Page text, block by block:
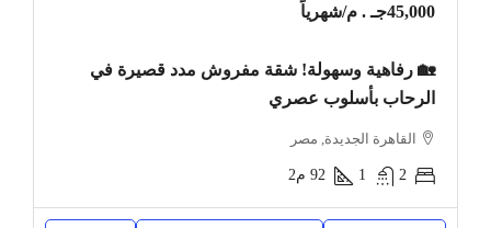
45,000جـ . م /شهرياً
🏡 رفاهية وسهولة! شقة مفروش مدد قصيرة في
الرحاب بأسلوب عصري
القاهرة الجديدة, مصر
2
1
92 م2